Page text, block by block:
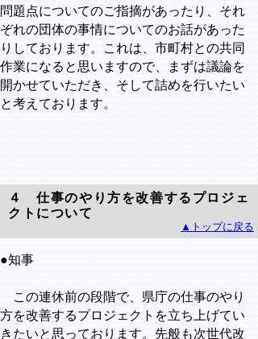
問題点についてのご指摘があったり、それ
ぞれの団体の事情についてのお話があった
りしております。これは、市町村との共同
作業になると思いますので、まずは議論を
開かせていただき、そして詰めを行いたい
と考えております。
４ 仕事のやり方を改善するプロジェ
クトについて
▲トップに戻る
●知事
この連休前の段階で、県庁の仕事のやり
方を改善するプロジェクトを立ち上げてい
きたいと思っております。先般も次世代改